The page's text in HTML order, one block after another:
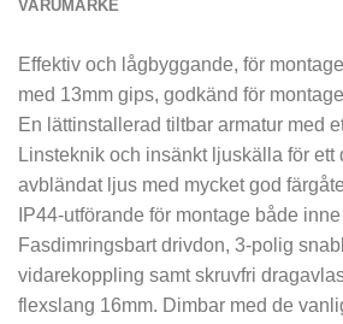
VARUMÄRKE
Effektiv och lågbyggande, för
med 13mm gips, godkänd för
En lättinstallerad tiltbar armatur med
Linsteknik och insänkt ljuskälla för ett
avbländat ljus med mycket god
IP44-utförande för montage både
Fasdimringsbart drivdon, 3-polig
vidarekoppling samt skruvfri
flexslang 16mm. Dimbar med de